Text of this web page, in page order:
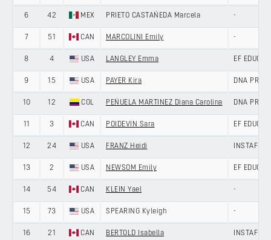
6 42 MEX PRIETO CASTAÑEDA Marcela -
7 51 CAN MARCOLINI Emily -
8 4 USA LANGLEY Emma EF
9 15 USA PAYER Kira DNA PRO
10 12 COL PEÑUELA MARTINEZ Diana Carolina DNA PRO
11 3 CAN POIDEVIN Sara EF
12 24 USA FRANZ Heidi
13 2 USA NEWSOM Emily EF
14 54 CAN KLEIN Yael -
15 73 USA SPEARING Kyleigh -
16 21 CAN BERTOLD Isabella